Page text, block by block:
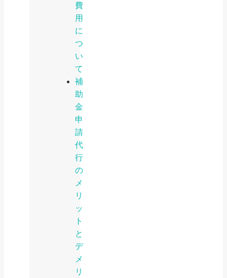
費
用
に
つ
い
て
補
助
金
申
請
代
行
の
メ
リ
ッ
ト
と
デ
メ
リ